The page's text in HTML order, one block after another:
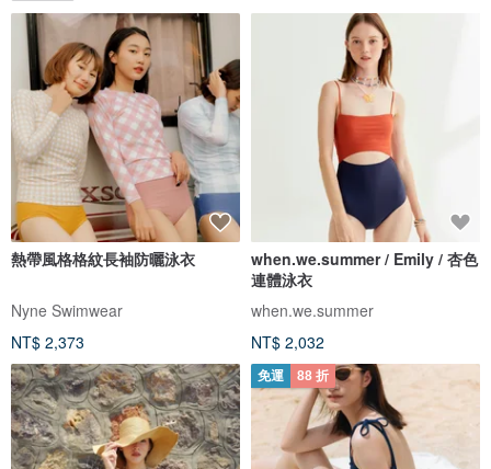
熱帶風格格紋長袖防曬泳衣
Nyne Swimwear
NT$ 2,373
when.we.summer / Emily / 杏色
連體泳衣
when.we.summer
NT$ 2,032
免運 88 折